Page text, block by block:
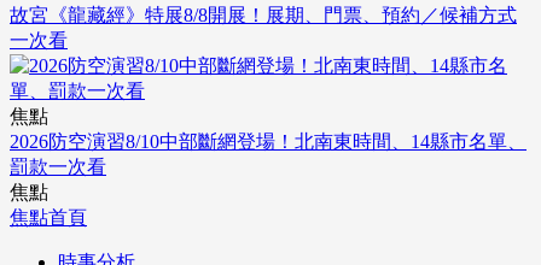
故宮《龍藏經》特展8/8開展！展期、門票、預約／候補方式
一次看
焦點
2026防空演習8/10中部斷網登場！北南東時間、14縣市名單、
罰款一次看
焦點
焦點首頁